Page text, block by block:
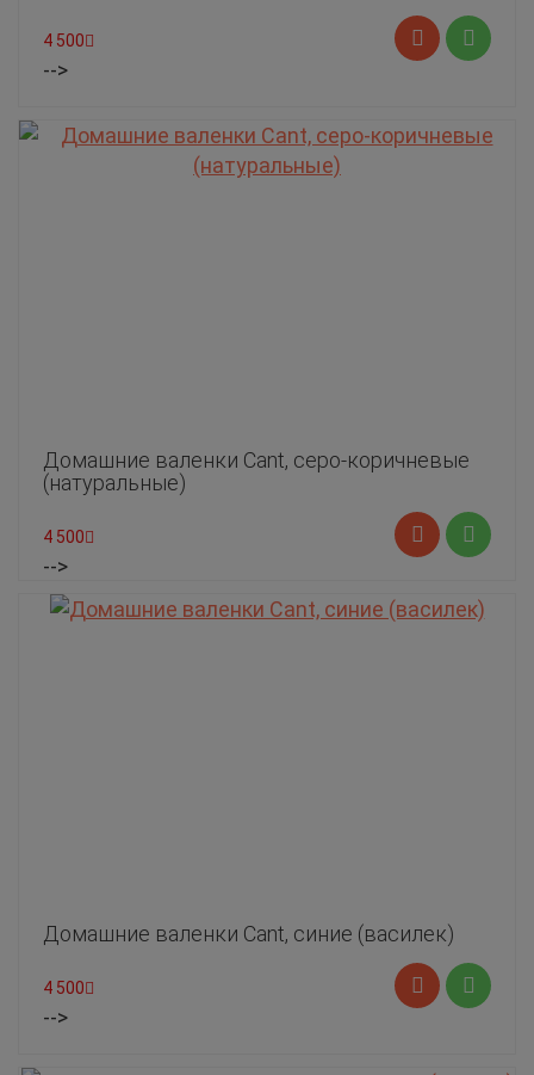
4 500
-->
Домашние валенки Cant, серо-коричневые
(натуральные)
4 500
-->
Домашние валенки Cant, синие (василек)
4 500
-->